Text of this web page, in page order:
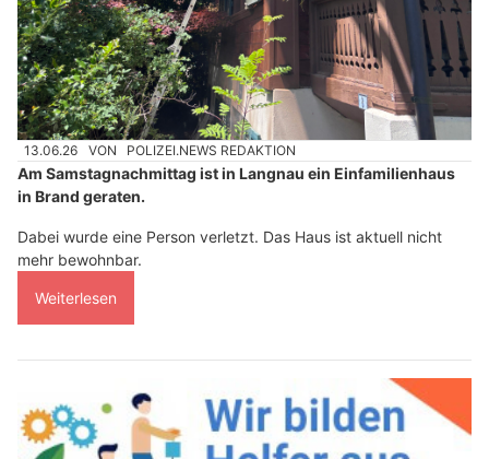
13.06.26 VON POLIZEI.NEWS REDAKTION
Am Samstagnachmittag ist in Langnau ein Einfamilienhaus
in Brand geraten.
Dabei wurde eine Person verletzt. Das Haus ist aktuell nicht
mehr bewohnbar.
Weiterlesen